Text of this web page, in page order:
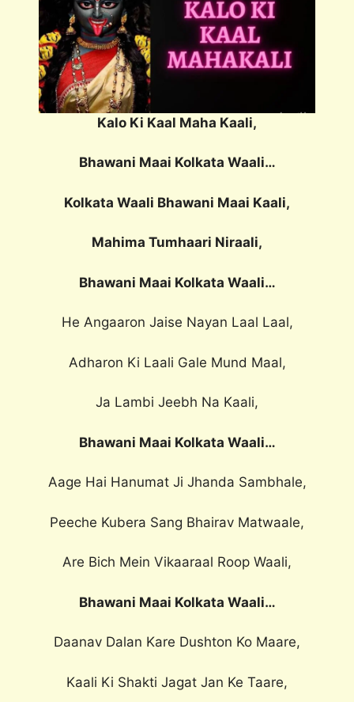
Kalo Ki Kaal Maha Kaali,
Bhawani Maai Kolkata Waali…
Kolkata Waali Bhawani Maai Kaali,
Mahima Tumhaari Niraali,
Bhawani Maai Kolkata Waali…
He Angaaron Jaise Nayan Laal Laal,
Adharon Ki Laali Gale Mund Maal,
Ja Lambi Jeebh Na Kaali,
Bhawani Maai Kolkata Waali…
Aage Hai Hanumat Ji Jhanda Sambhale,
Peeche Kubera Sang Bhairav Matwaale,
Are Bich Mein Vikaaraal Roop Waali,
Bhawani Maai Kolkata Waali…
Daanav Dalan Kare Dushton Ko Maare,
Kaali Ki Shakti Jagat Jan Ke Taare,